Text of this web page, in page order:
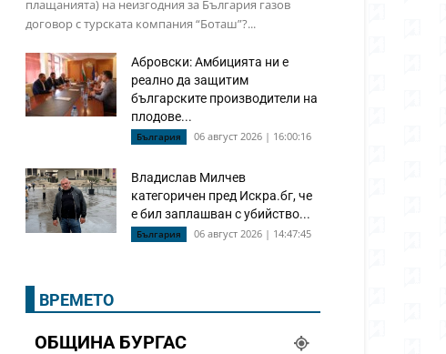
плащанията) на неизгодния за България газов
договор с турската компания “Боташ”?...
Абровски: Амбицията ни е
реално да защитим
българските производители на
плодове...
България 06 август 2026 | 16:00:16
Владислав Милчев
категоричен пред Искра.бг, че
е бил заплашван с убийство...
България 06 август 2026 | 14:47:45
ВРЕМЕТО
ОБЩИНА БУРГАС